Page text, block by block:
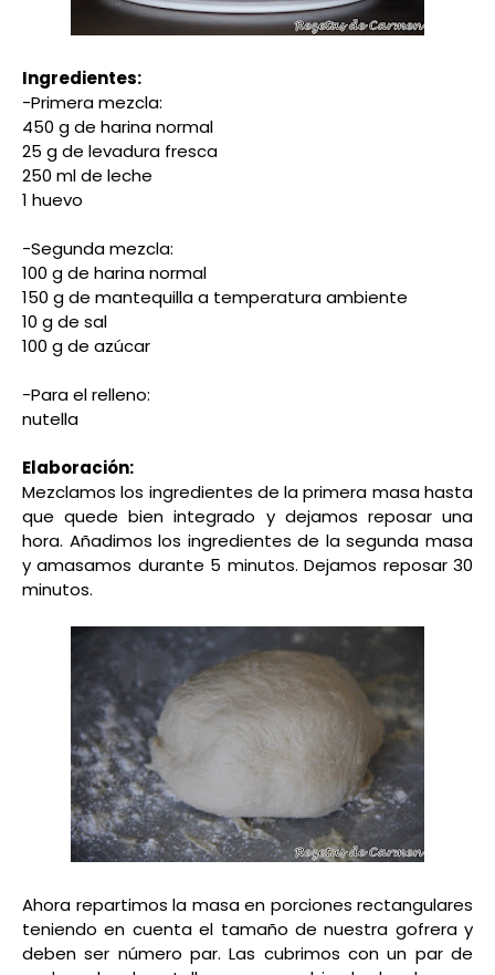
Ingredientes:
-Primera mezcla:
450 g de harina normal
25 g de levadura fresca
250 ml de leche
1 huevo
-Segunda mezcla:
100 g de harina normal
150 g de mantequilla a temperatura ambiente
10 g de sal
100 g de azúcar
-Para el relleno:
nutella
Elaboración:
Mezclamos los ingredientes de la primera masa hasta
que quede bien integrado y dejamos reposar una
hora. Añadimos los ingredientes de la segunda masa
y amasamos durante 5 minutos. Dejamos reposar 30
minutos.
Ahora repartimos la masa en porciones rectangulares
teniendo en cuenta el tamaño de nuestra gofrera y
deben ser número par. Las cubrimos con un par de